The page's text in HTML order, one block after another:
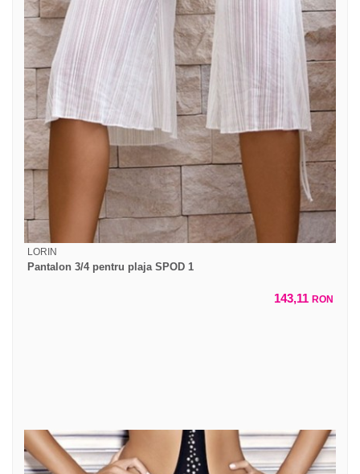
LORIN
Pantalon 3/4 pentru plaja SPOD 1
143,11 RON